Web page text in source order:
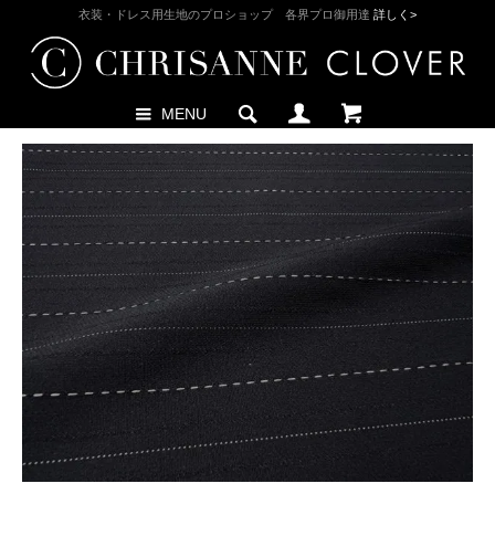
衣装・ドレス用生地のプロショップ 各界プロ御用達 詳しく>
MENU